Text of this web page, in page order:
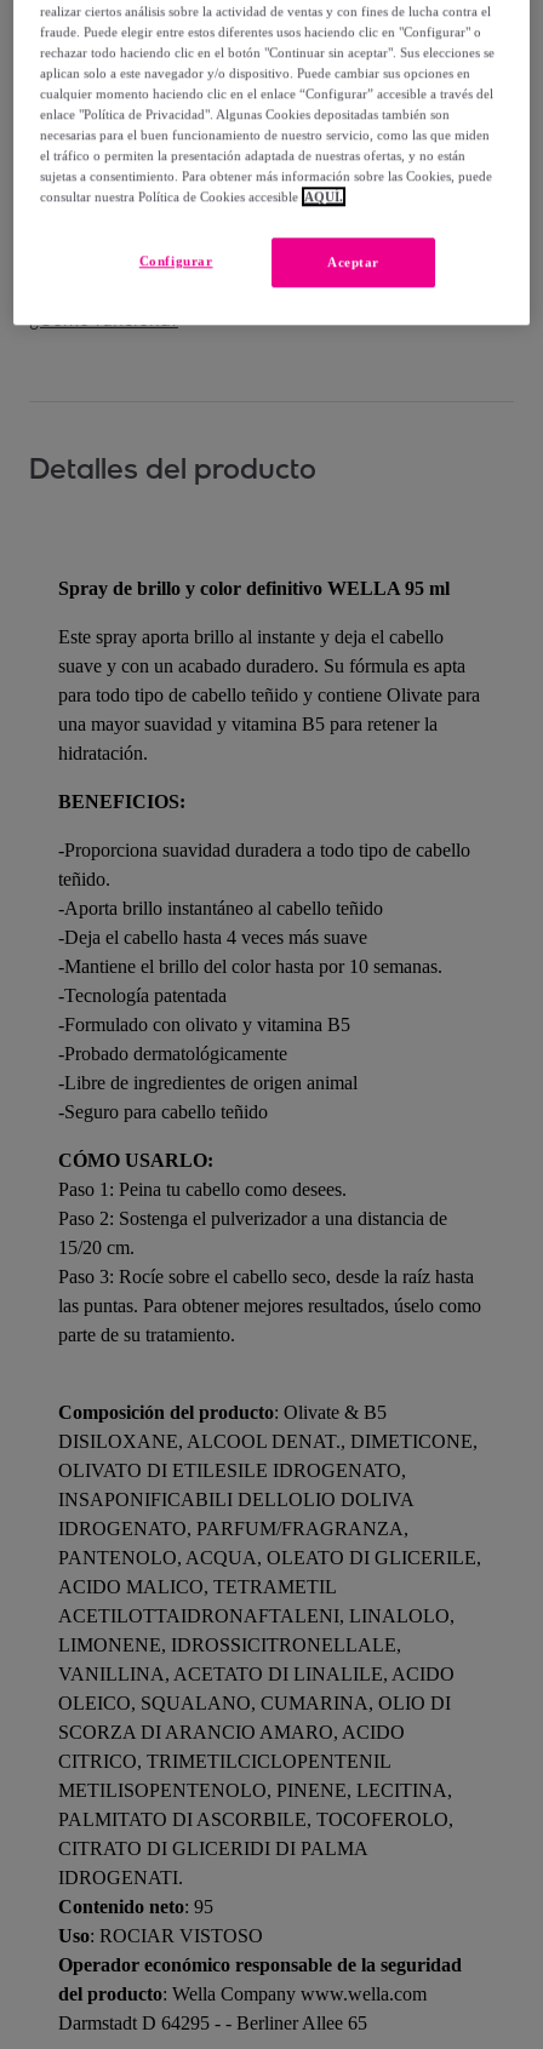
Entrega
Entrega desde5 €
Gratis desde 30 € de compra
Entrega: Entre el 13/08
¿Cómo funciona?
Detalles del producto
Spray de brillo y color definitivo WELLA 95 ml
Este spray aporta brillo al instante y deja el cabello
suave y con un acabado duradero. Su fórmula es apta
para todo tipo de cabello teñido y contiene Olivate para
una mayor suavidad y vitamina B5 para retener la
hidratación.
BENEFICIOS:
-Proporciona suavidad duradera a todo tipo de cabello
teñido.
-Aporta brillo instantáneo al cabello teñido
-Deja el cabello hasta 4 veces más suave
-Mantiene el brillo del color hasta por 10 semanas.
-Tecnología patentada
-Formulado con olivato y vitamina B5
-Probado dermatológicamente
-Libre de ingredientes de origen animal
-Seguro para cabello teñido
CÓMO USARLO:
Paso 1: Peina tu cabello como desees.
Paso 2: Sostenga el pulverizador a una distancia de
15/20 cm.
Paso 3: Rocíe sobre el cabello seco, desde la raíz hasta
las puntas. Para obtener mejores resultados, úselo como
parte de su tratamiento.
Composición del producto: Olivate & B5
DISILOXANE, ALCOOL DENAT., DIMETICONE,
OLIVATO DI ETILESILE IDROGENATO,
INSAPONIFICABILI DELLOLIO DOLIVA
IDROGENATO, PARFUM/FRAGRANZA,
PANTENOLO, ACQUA, OLEATO DI GLICERILE,
ACIDO MALICO, TETRAMETIL
ACETILOTTAIDRONAFTALENI, LINALOLO,
LIMONENE, IDROSSICITRONELLALE,
VANILLINA, ACETATO DI LINALILE, ACIDO
OLEICO, SQUALANO, CUMARINA, OLIO DI
SCORZA DI ARANCIO AMARO, ACIDO
CITRICO, TRIMETILCICLOPENTENIL
METILISOPENTENOLO, PINENE, LECITINA,
PALMITATO DI ASCORBILE, TOCOFEROLO,
CITRATO DI GLICERIDI DI PALMA
IDROGENATI.
Contenido neto: 95
Uso: ROCIAR VISTOSO
Operador económico responsable de la seguridad
del producto: Wella Company www.wella.com
Darmstadt D 64295 - - Berliner Allee 65
realizar ciertos análisis sobre la actividad de ventas y con fines de lucha contra el
fraude. Puede elegir entre estos diferentes usos haciendo clic en "Configurar" o
rechazar todo haciendo clic en el botón "Continuar sin aceptar". Sus elecciones se
aplican solo a este navegador y/o dispositivo. Puede cambiar sus opciones en
cualquier momento haciendo clic en el enlace “Configurar” accesible a través del
enlace "Política de Privacidad". Algunas Cookies depositadas también son
necesarias para el buen funcionamiento de nuestro servicio, como las que miden
el tráfico o permiten la presentación adaptada de nuestras ofertas, y no están
sujetas a consentimiento. Para obtener más información sobre las Cookies, puede
consultar nuestra Política de Cookies accesible AQUÍ.
Aceptar
Configurar